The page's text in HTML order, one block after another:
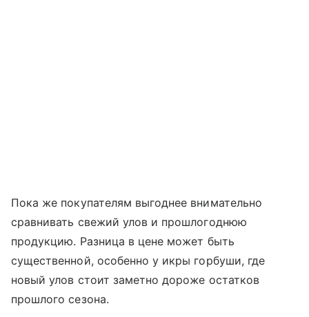
Пока же покупателям выгоднее внимательно
сравнивать свежий улов и прошлогоднюю
продукцию. Разница в цене может быть
существенной, особенно у икры горбуши, где
новый улов стоит заметно дороже остатков
прошлого сезона.